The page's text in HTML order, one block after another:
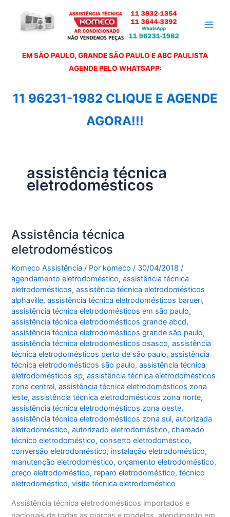
EM SÃO PAULO, GRANDE SÃO PAULO E ABC PAULISTA
AGENDE PELO WHATSAPP:
11 96231-1982 CLIQUE E AGENDE
AGORA!!!
assistência técnica
eletrodomésticos
Assistência técnica
eletrodomésticos
Komeco Assistência / Por komeco/ 30/04/2018 /
agendamento eletrodoméstico,assistência técnica
eletrodomésticos,assistência técnica eletrodomésticos
alphaville,assistência técnica eletrodomésticos barueri,
assistência técnica eletrodomésticos em são paulo,
assistência técnica eletrodomésticos grande abcd,
assistência técnica eletrodomésticos grande são paulo,
assistência técnica eletrodomésticos osasco,assistência
técnica eletrodomésticos perto de são paulo,assistência
técnica eletrodomésticos são paulo,assistência técnica
eletrodomésticos sp,assistência técnica eletrodomésticos
zona central,assistência técnica eletrodomésticos zona
leste,assistência técnica eletrodomésticos zona norte,
assistência técnica eletrodomésticos zona oeste,
assistência técnica eletrodomésticos zona sul,autorizada
eletrodoméstico,autorizado eletrodoméstico,chamado
técnico eletrodoméstico,conserto eletrodoméstico,
conversão eletrodoméstico, instalação eletrodoméstico,
manutenção eletrodoméstico,orçamento eletrodoméstico,
preço eletrodoméstico, reparo eletrodoméstico,técnico
eletrodoméstico,visita técnica eletrodoméstico
Assistência técnica eletrodomésticos importados e